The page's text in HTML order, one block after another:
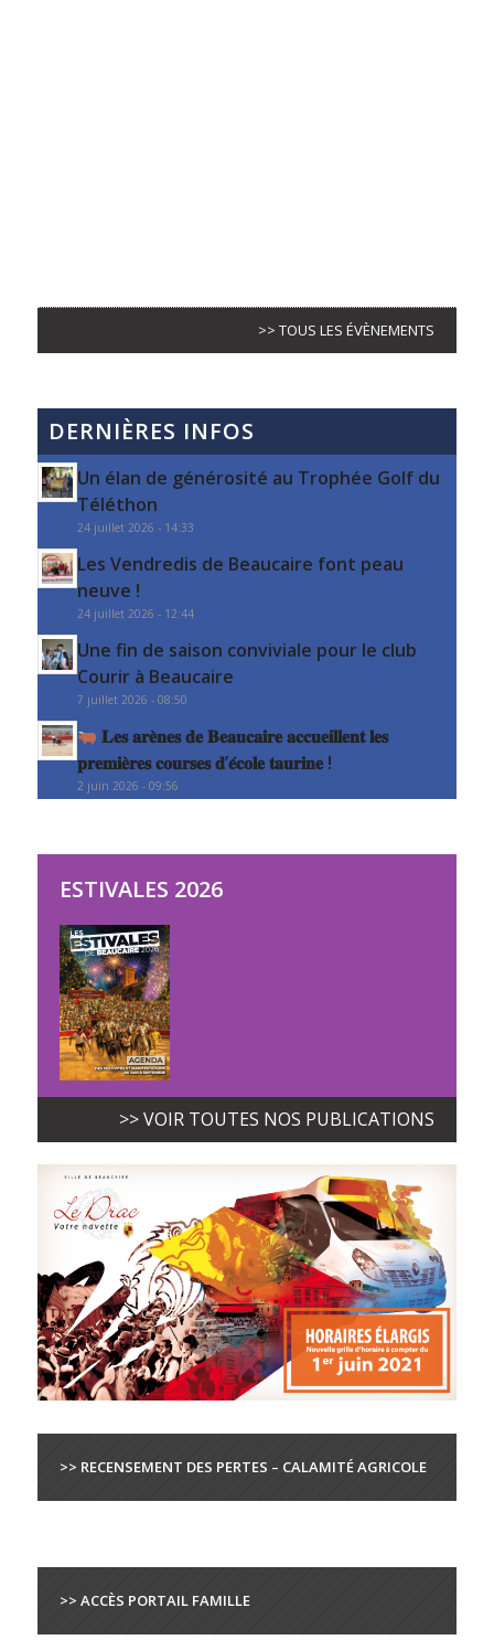
>> TOUS LES ÉVÈNEMENTS
DERNIÈRES INFOS
Un élan de générosité au Trophée Golf du
Téléthon
24 juillet 2026 - 14:33
Les Vendredis de Beaucaire font peau
neuve !
24 juillet 2026 - 12:44
Une fin de saison conviviale pour le club
Courir à Beaucaire
7 juillet 2026 - 08:50
𝐋𝐞𝐬 𝐚𝐫𝐞̀𝐧𝐞𝐬 𝐝𝐞 𝐁𝐞𝐚𝐮𝐜𝐚𝐢𝐫𝐞 𝐚𝐜𝐜𝐮𝐞𝐢𝐥𝐥𝐞𝐧𝐭 𝐥𝐞𝐬
𝐩𝐫𝐞𝐦𝐢𝐞̀𝐫𝐞𝐬 𝐜𝐨𝐮𝐫𝐬𝐞𝐬 𝐝’𝐞́𝐜𝐨𝐥𝐞 𝐭𝐚𝐮𝐫𝐢𝐧𝐞 !
2 juin 2026 - 09:56
ESTIVALES 2026
>> VOIR TOUTES NOS PUBLICATIONS
>> RECENSEMENT DES PERTES – CALAMITÉ AGRICOLE
>> ACCÈS PORTAIL FAMILLE